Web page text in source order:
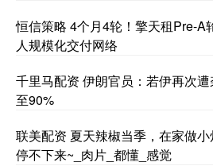
恒信策略 4个月4轮！擎天租Pre-A
人规模化交付网络
千里马配资 伊朗官员：若伊再次
至90%
联美配资 夏天辣椒当季，在家做
停不下来~_肉片_都懂_感觉